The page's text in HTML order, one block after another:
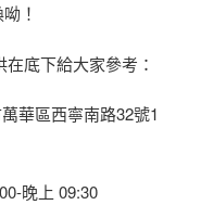
！
底下給大家參考：
華區西寧南路32號1
晚上 09:30